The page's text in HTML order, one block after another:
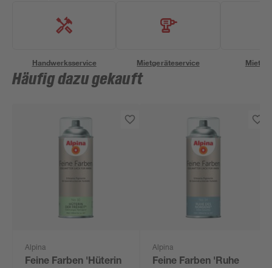
Handwerksservice Mietgeräteservice
Häufig dazu gekauft
Alpina
Feine Farben 'Hüterin
Alpina
Feine Farben 'Ruhe